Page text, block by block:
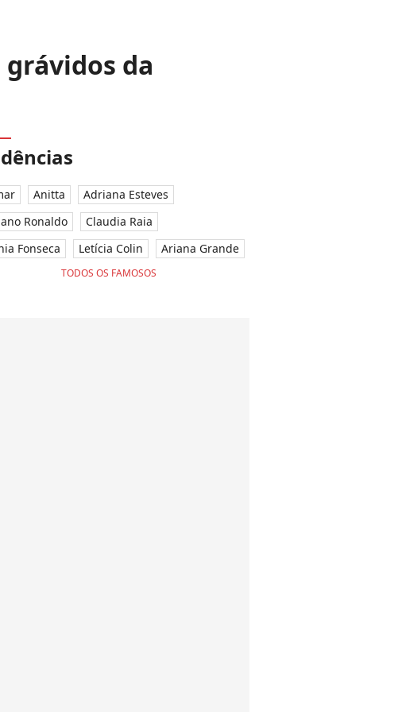
da
Anitta
Adriana Esteves
Ronaldo
Claudia Raia
Fonseca
Letícia Colin Ariana Grande
TODOS OS FAMOSOS